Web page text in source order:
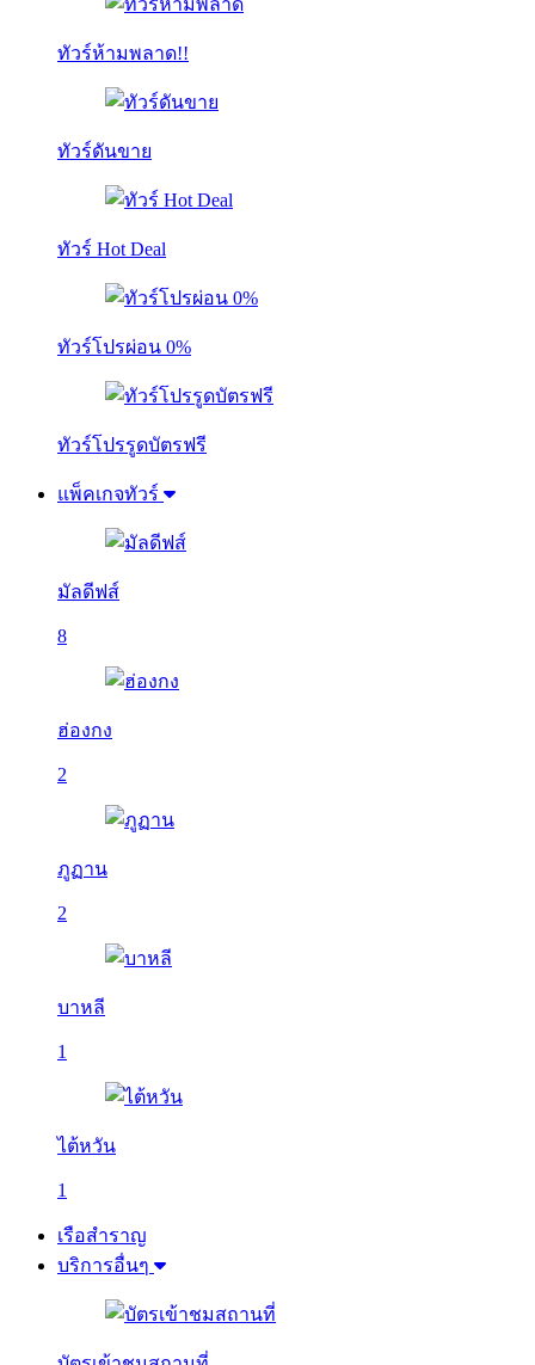
ทัวร์ห้ามพลาด!!
ทัวร์ดันขาย
ทัวร์ Hot Deal
ทัวร์โปรผ่อน 0%
ทัวร์โปรรูดบัตรฟรี
แพ็คเกจทัวร์
มัลดีฟส์
8
ฮ่องกง
2
ภูฏาน
2
บาหลี
1
ไต้หวัน
1
เรือสำราญ
บริการอื่นๆ